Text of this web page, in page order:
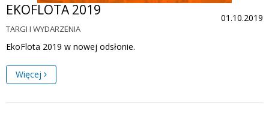
01.10.2019
EKOFLOTA 2019
TARGI I WYDARZENIA
EkoFlota 2019 w nowej odsłonie.
Więcej